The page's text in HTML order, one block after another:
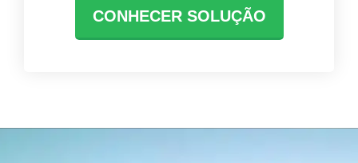
CONHECER SOLUÇÃO